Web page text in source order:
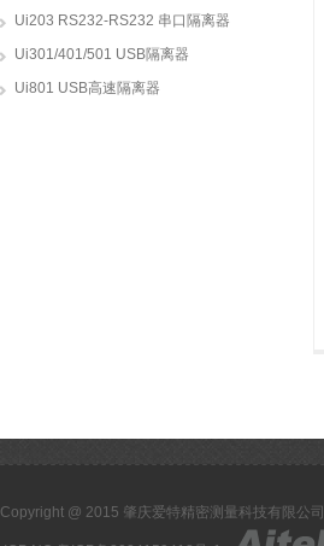
Ui203 RS232-RS232 串口隔离器
Ui301/401/501 USB隔离器
Ui801 USB高速隔离器
Copyright @ 2015 肇庆爱特精密测量科技有限公司